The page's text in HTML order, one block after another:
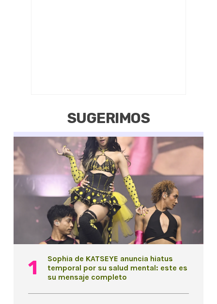
SUGERIMOS
Sophia de KATSEYE anuncia hiatus
temporal por su salud mental: este es
su mensaje completo